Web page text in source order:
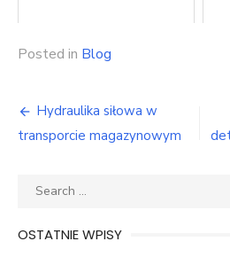
Posted in Blog
Nawigacja
wpisu
Hydraulika siłowa w
transporcie magazynowym
Search
OSTATNIE WPISY